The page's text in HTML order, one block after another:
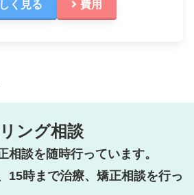
く見る 費用
ング相談
相談を随時行っています。
15時まで治療、矯正相談を行っ